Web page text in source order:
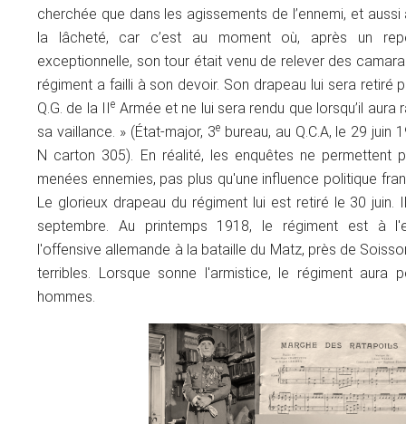
cherchée que dans les agissements de l’ennemi, et
la lâcheté, car c’est au moment où, après un
exceptionnelle, son tour était venu de relever des
régiment a failli à son devoir. Son drapeau lui sera retiré
Q.G. de la IIe Armée et ne lui sera rendu que lorsqu’il
sa vaillance. » (État-major, 3ebureau, au Q.C.A, le 29 juin
N carton 305). En réalité, les enquêtes ne permettent
menées ennemies, pas plus qu'une influence politique
Le glorieux drapeau du régiment lui est retiré le 30 juin.
septembre. Au printemps 1918, le régiment est à
l'offensive allemande à la bataille du Matz, près de
terribles. Lorsque sonne l'armistice, le régiment aura
hommes.